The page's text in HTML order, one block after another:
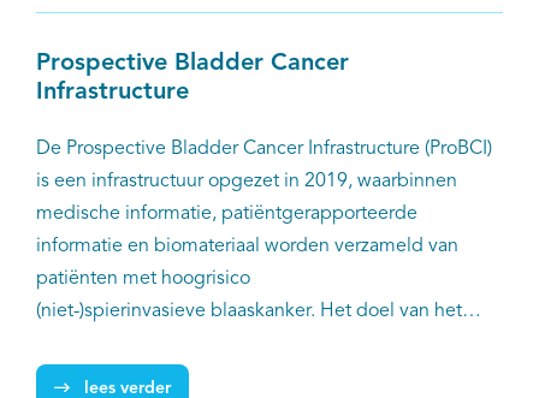
radiotherapiecentradata over de technische aspecten
van de radiotherapie verzameld en gekoppeld aan
gegevens uit de Nederlandse Kankerregistratie (NKR).
Prospective Bladder Cancer
Infrastructure
De Prospective Bladder Cancer Infrastructure (ProBCI)
is een infrastructuur opgezet in 2019, waarbinnen
medische informatie, patiëntgerapporteerde
informatie en biomateriaal worden verzameld van
patiënten met hoogrisico
(niet-)spierinvasieve blaaskanker. Het doel van het
onderzoek om de prognose en de kwaliteit van leven
lees verder